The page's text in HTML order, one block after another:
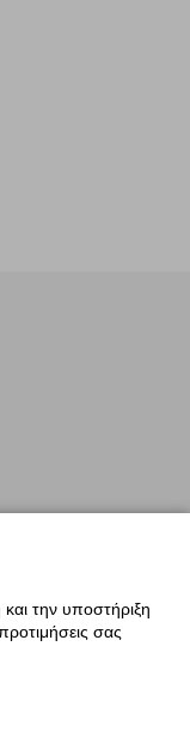
την υποστήριξη
σας